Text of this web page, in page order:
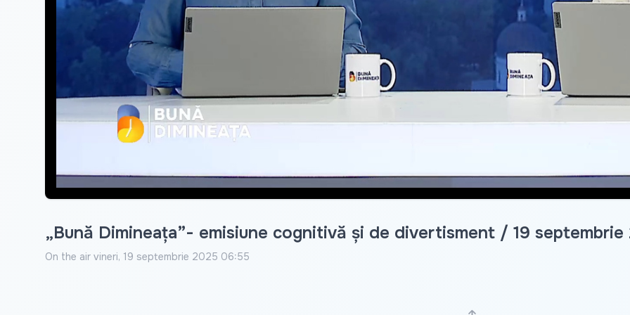
„Bună Dimineața”- emisiune cognitivă și de divertisment / 19 septembrie
On the air vineri, 19 septembrie 2025 06:55